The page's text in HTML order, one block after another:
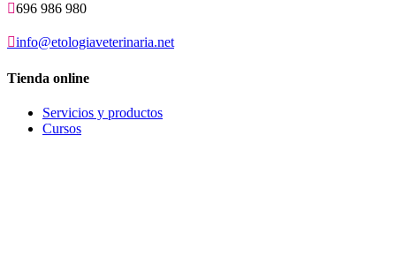
696 986 980
info@etologiaveterinaria.net
Tienda online
Servicios y productos
Cursos